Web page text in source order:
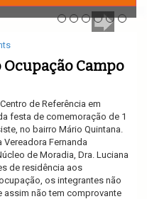
Ocupação Campo
de Referência em
festa de comemoração de 1
no bairro Mário Quintana.
Vereadora Fernanda
de Moradia, Dra. Luciana
de residência aos
os integrantes não
assim não tem comprovante